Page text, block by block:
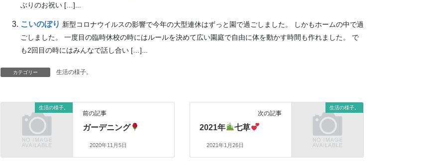
ぶりのお祝い […]...
こいのぼり 新型コロナウイルスの影響で今年の大型連休はずっと園で過ごしました。 しかもホームの中で過
ごしました。 一度目の臨時休校の時にはルールを決めて広い園庭で自由に体を動かす時間も作れました。 で
も2回目の時にはみんなで話し合い […]...
カテゴリー 生活の様子。
生活の様子。
前の記事
ガーデニング
2020年11月5日
生活の様子。
次の記事
2021年 七草
2021年1月26日